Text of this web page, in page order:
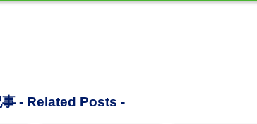
- Related Posts -